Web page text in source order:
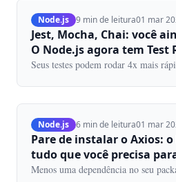
Node.js 9 min de leitura01 mar
Jest, Mocha, Chai: você
O Node.js agora tem
Seus testes podem rodar 4x mais
Node.js 6 min de leitura01 mar
Pare de instalar o Axios:
tudo que você precisa
Menos uma dependência no seu